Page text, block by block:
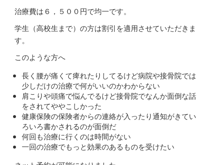
治療費は６，５００円で均一です。
学生（高校生まで）の方は割引を適用させていただきま
す。
このような方へ
長く腰が痛くて痺れたりしてるけど病院や接骨院では
少しだけの治療で何がいいのかわからない
肩こりや頭痛で悩んでるけど接骨院でなんか面倒な話
をされてややこしかった
健康保険の保険者からの連絡が入ったり通知がきてい
ろいろ書かされるのが面倒だ
何回も治療に行くのは時間がない
一回の治療でもっと効果のあるものを受けたい